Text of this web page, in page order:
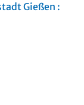
Gießen :